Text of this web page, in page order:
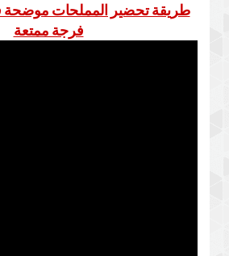
طريقة تحضير المملحات موضحة
فرجة ممتعة